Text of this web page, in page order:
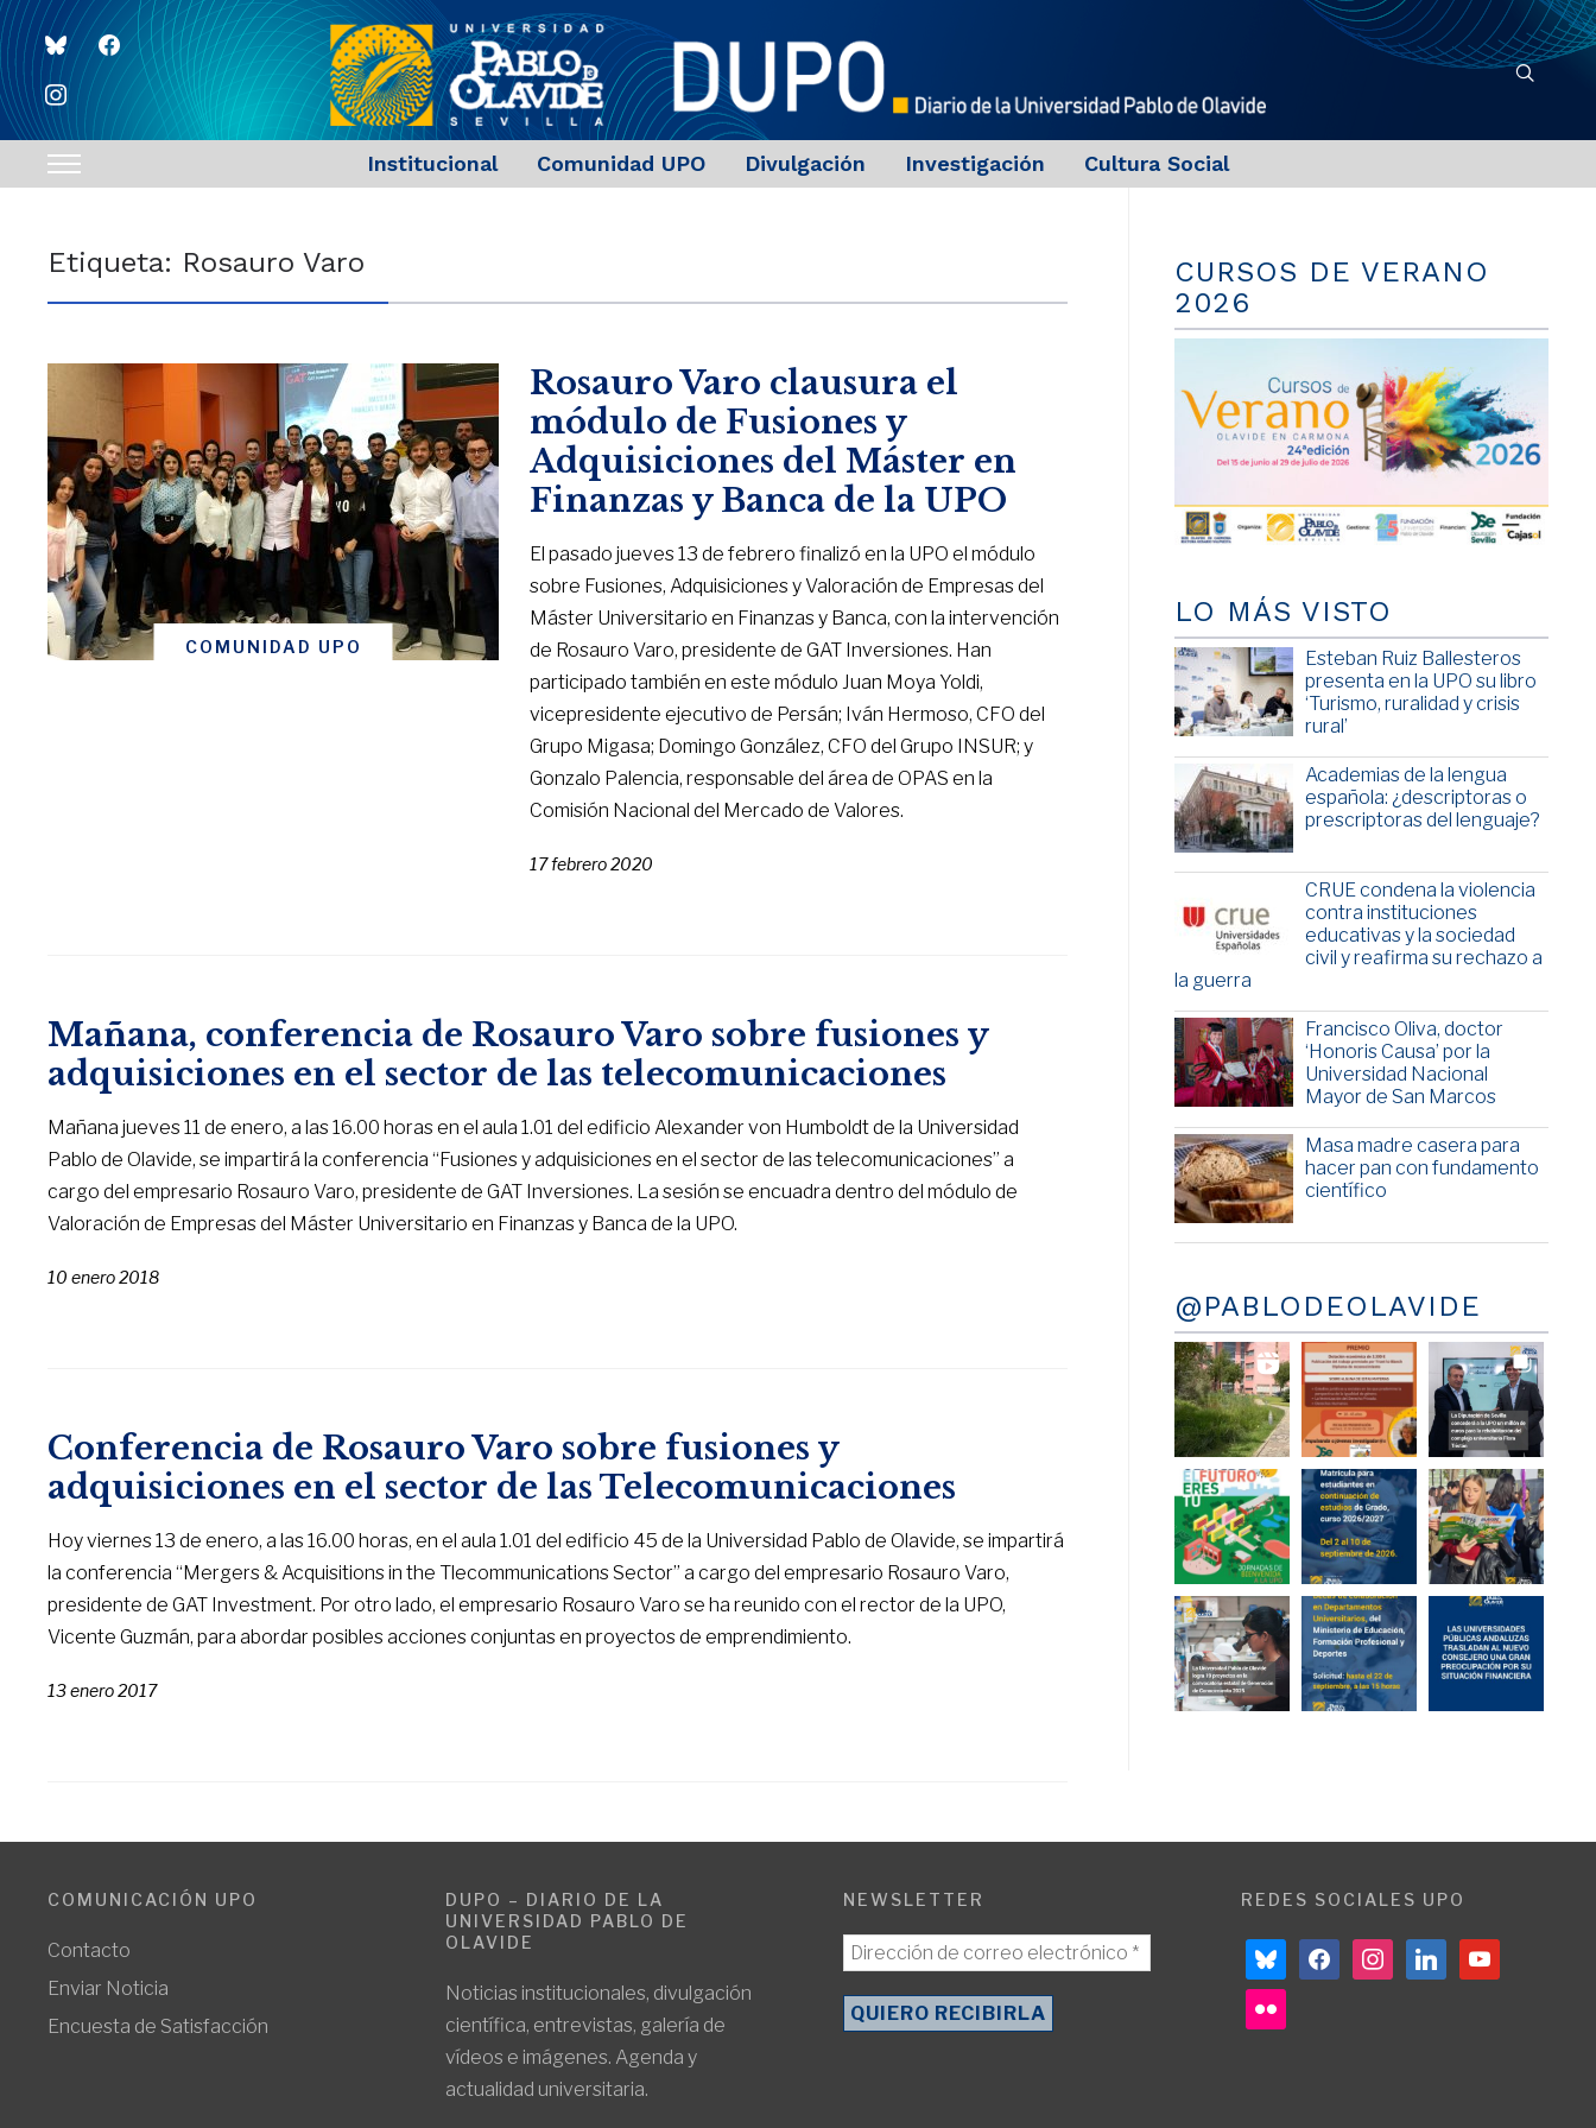
blueskyfacebook
instagram
Toggle
navigation
Institucional Comunidad UPO Divulgación Investigación Cultura Social
Etiqueta: Rosauro Varo
COMUNIDAD UPO
Rosauro Varo clausura el
módulo de Fusiones y
Adquisiciones del Máster en
Finanzas y Banca de la UPO
El pasado jueves 13 de febrero finalizó en la UPO el módulo
sobre Fusiones, Adquisiciones y Valoración de Empresas del
Máster Universitario en Finanzas y Banca, con la intervención
de Rosauro Varo, presidente de GAT Inversiones. Han
participado también en este módulo Juan Moya Yoldi,
vicepresidente ejecutivo de Persán; Iván Hermoso, CFO del
Grupo Migasa; Domingo González, CFO del Grupo INSUR; y
Gonzalo Palencia, responsable del área de OPAS en la
Comisión Nacional del Mercado de Valores.
17 febrero 2020
Mañana, conferencia de Rosauro Varo sobre fusiones y
adquisiciones en el sector de las telecomunicaciones
Mañana jueves 11 de enero, a las 16.00 horas en el aula 1.01 del edificio Alexander von Humboldt de la Universidad
Pablo de Olavide, se impartirá la conferencia “Fusiones y adquisiciones en el sector de las telecomunicaciones” a
cargo del empresario Rosauro Varo, presidente de GAT Inversiones. La sesión se encuadra dentro del módulo de
Valoración de Empresas del Máster Universitario en Finanzas y Banca de la UPO.
10 enero 2018
Conferencia de Rosauro Varo sobre fusiones y
adquisiciones en el sector de las Telecomunicaciones
Hoy viernes 13 de enero, a las 16.00 horas, en el aula 1.01 del edificio 45 de la Universidad Pablo de Olavide, se impartirá
la conferencia “Mergers & Acquisitions in the Tlecommunications Sector” a cargo del empresario Rosauro Varo,
presidente de GAT Investment. Por otro lado, el empresario Rosauro Varo se ha reunido con el rector de la UPO,
Vicente Guzmán, para abordar posibles acciones conjuntas en proyectos de emprendimiento.
13 enero 2017
CURSOS DE VERANO
2026
LO MÁS VISTO
Esteban Ruiz Ballesteros
presenta en la UPO su libro
‘Turismo, ruralidad y crisis
rural’
Academias de la lengua
española: ¿descriptoras o
prescriptoras del lenguaje?
CRUE condena la violencia
contra instituciones
educativas y la sociedad
civil y reafirma su rechazo a
la guerra
Francisco Oliva, doctor
‘Honoris Causa’ por la
Universidad Nacional
Mayor de San Marcos
Masa madre casera para
hacer pan con fundamento
científico
@PABLODEOLAVIDE
COMUNICACIÓN UPO
Contacto
Enviar Noticia
Encuesta de Satisfacción
DUPO – DIARIO DE LA
UNIVERSIDAD PABLO DE
OLAVIDE
Noticias institucionales, divulgación
científica, entrevistas, galería de
vídeos e imágenes. Agenda y
actualidad universitaria.
NEWSLETTER REDES SOCIALES UPO
blueskyfacebookinstagramlinkedin youtube
flickr